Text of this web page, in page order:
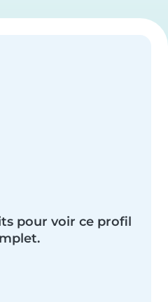
pour voir ce profil